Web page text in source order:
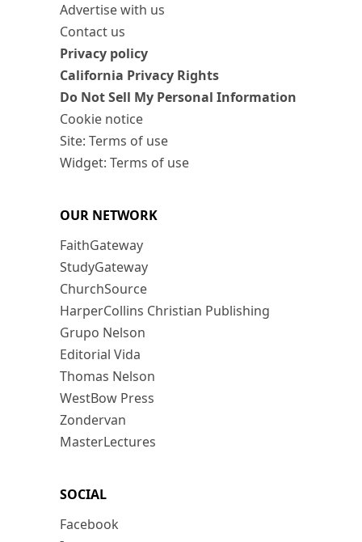
Advertise with us
Contact us
Privacy policy
California Privacy Rights
Do Not Sell My Personal Information
Cookie notice
Site: Terms of use
Widget: Terms of use
OUR NETWORK
FaithGateway
StudyGateway
ChurchSource
HarperCollins Christian Publishing
Grupo Nelson
Editorial Vida
Thomas Nelson
WestBow Press
Zondervan
MasterLectures
SOCIAL
Facebook